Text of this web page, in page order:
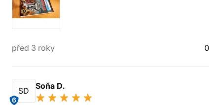
před 3 roky 0
SD
6
Soňa D.